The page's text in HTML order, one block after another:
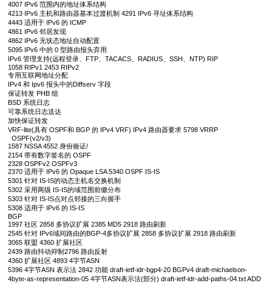
4007 IPv6 范围内的地址体系结构
4213 IPv6 主机和路由器基本过渡机制 4291 IPv6 寻址体系结构
4443 适用于 IPv6 的 ICMP
4861 IPv6 邻居发现
4862 IPv6 无状态地址自动配置
5095 IPv6 中的 0 型路由报头弃用
IPv6 管理支持(远程登录、FTP、TACACS、RADIUS、SSH、NTP) RIP
1058 RIPv1 2453 RIPv2
专用互联网地址分配
IPv4 和 Ipv6 报头中的Diffserv 字段
保证转发 PHB 组
BSD 系统日志
可靠系统日志送达
加快保证转发
VRF-lite(具有 OSPF和 BGP 的 IPv4 VRF) IPv4 路由器要求 5798 VRRP
OSPF(v2/v3)
1587 NSSA 4552 身份验证/
2154 带有数字签名的 OSPF
2328 OSPFv2 OSPFv3
2370 适用于 IPv6 的 Opaque LSA 5340 OSPF IS-IS
5301 针对 IS-IS的动态主机名交换机制
5302 采用两级 IS-IS的域范围前缀分布
5303 针对 IS-IS点对点邻接的三向握手
5308 适用于 IPv6 的 IS-IS
BGP
1997 社区 2858 多协议扩展 2385 MD5 2918 路由刷新
2545 针对 IPv6域间路由的BGP-4多协议扩展 2858 多协议扩展 2918 路由刷新
3065 联盟 4360 扩展社区
2439 路由抖动抑制2796 路由反射
4360 扩展社区 4893 4字节ASN
5396 4字节ASN 表示法 2842 功能 draft-ietf-idr-bgp4-20 BGPv4 draft-michaelson-
4byte-as-representation-05 4字节ASN表示法(部分) draft-ietf-idr-add-paths-04.txt ADD